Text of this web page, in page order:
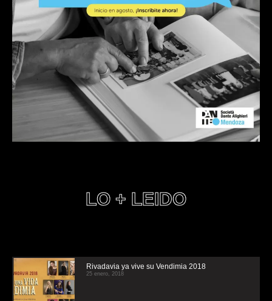
LO + LEIDO
Rivadavia ya vive su Vendimia 2018
25 enero, 2018